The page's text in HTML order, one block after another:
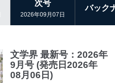
次号
2026年09月07日
バック
文学界 最新号：2026年
9月号 (発売日2026年
08月06日)